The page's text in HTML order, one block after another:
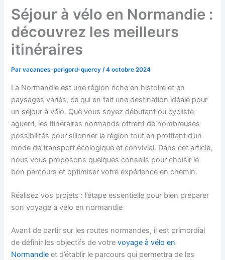
Séjour à vélo en Normandie :
découvrez les meilleurs
itinéraires
Parvacances-perigord-quercy/4 octobre 2024
La Normandie est une région riche en histoire et en
paysages variés, ce qui en fait une destination idéale pour
un séjour à vélo. Que vous soyez débutant ou cycliste
aguerri, les itinéraires normands offrent de nombreuses
possibilités pour sillonner la région tout en profitant d’un
mode de transport écologique et convivial. Dans cet article,
nous vous proposons quelques conseils pour choisir le
bon parcours et optimiser votre expérience en chemin.
Réalisez vos projets : l’étape essentielle pour bien préparer
son voyage à vélo en normandie
Avant de partir sur les routes normandes, il est primordial
de définir les objectifs de votrevoyage à vélo en
Normandie et d’établir le parcours qui permettra de les